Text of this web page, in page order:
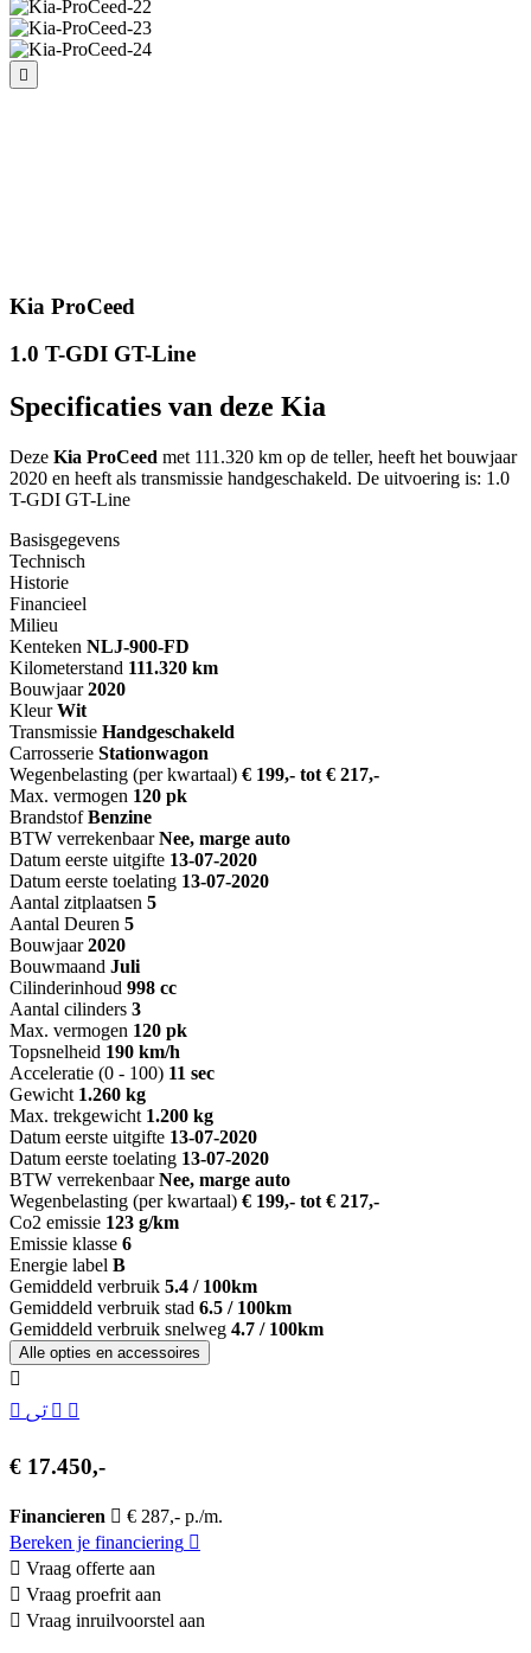
Kia ProCeed
1.0 T-GDI GT-Line
Specificaties van deze Kia
Deze Kia ProCeed met 111.320 km op de teller, heeft het bouwjaar
2020 en heeft als transmissie handgeschakeld. De uitvoering is: 1.0
T-GDI GT-Line
Basisgegevens
Technisch
Historie
Financieel
Milieu
Kenteken NLJ-900-FD
Kilometerstand 111.320 km
Bouwjaar 2020
Kleur Wit
Transmissie Handgeschakeld
Carrosserie Stationwagon
Wegenbelasting (per kwartaal) € 199,- tot € 217,-
Max. vermogen 120 pk
Brandstof Benzine
BTW verrekenbaar Nee, marge auto
Datum eerste uitgifte 13-07-2020
Datum eerste toelating 13-07-2020
Aantal zitplaatsen 5
Aantal Deuren 5
Bouwjaar 2020
Bouwmaand Juli
Cilinderinhoud 998 cc
Aantal cilinders 3
Max. vermogen 120 pk
Topsnelheid 190 km/h
Acceleratie (0 - 100) 11 sec
Gewicht 1.260 kg
Max. trekgewicht 1.200 kg
Datum eerste uitgifte 13-07-2020
Datum eerste toelating 13-07-2020
BTW verrekenbaar Nee, marge auto
Wegenbelasting (per kwartaal) € 199,- tot € 217,-
Co2 emissie 123 g/km
Emissie klasse 6
Energie label B
Gemiddeld verbruik 5.4 / 100km
Gemiddeld verbruik stad 6.5 / 100km
Gemiddeld verbruik snelweg 4.7 / 100km
Alle opties en accessoires
€ 17.450,-
Financieren
€ 287,- p./m.
Bereken je financiering
Vraag offerte aan
Vraag proefrit aan
Vraag inruilvoorstel aan